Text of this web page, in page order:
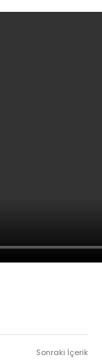
Sonraki İçerik